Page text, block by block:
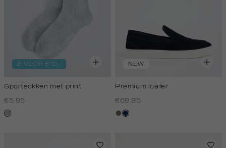
2 VOOR €10,-
Sportsokken met print
€5.95
grijs,
NEW
Premium loafer
€69.95
taupe
donkerblauw